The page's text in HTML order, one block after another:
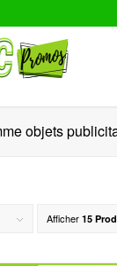
objets
Afficher15